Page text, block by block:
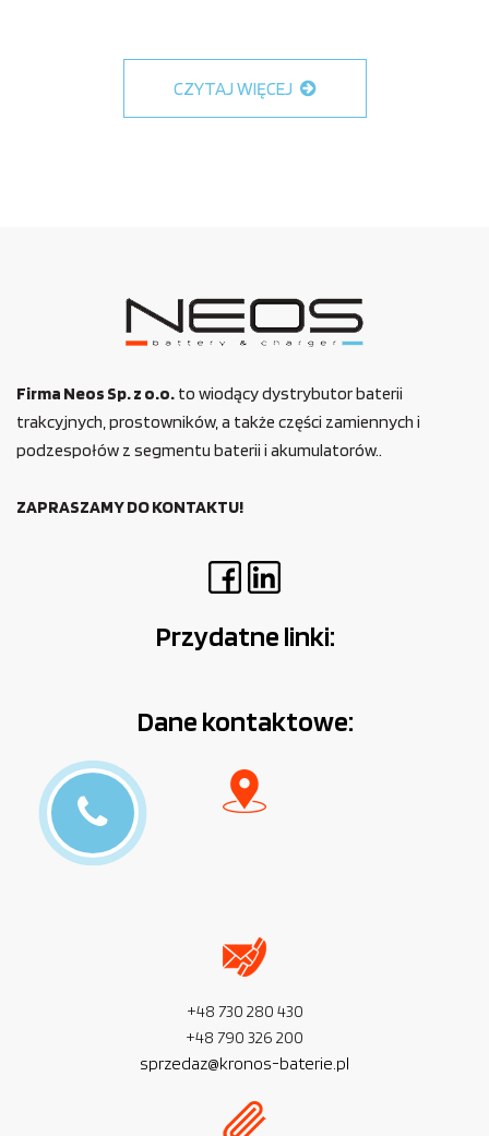
CZYTAJ WIĘCEJ
Firma Neos Sp. z o.o. to wiodący dystrybutor baterii
trakcyjnych, prostowników, a także części zamiennych i
podzespołów z segmentu baterii i akumulatorów..
ZAPRASZAMY DO KONTAKTU!
Przydatne linki:
Dane kontaktowe:
+48 730 280 430
+48 790 326 200
sprzedaz@kronos-baterie.pl